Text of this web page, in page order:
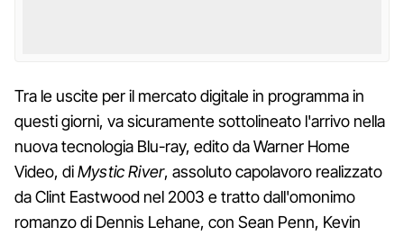
Tra le uscite per il mercato digitale in programma in
questi giorni, va sicuramente sottolineato l'arrivo nella
nuova tecnologia Blu-ray, edito da Warner Home
Video, diMystic River, assoluto capolavoro realizzato
da Clint Eastwood nel 2003 e tratto dall'omonimo
romanzo di Dennis Lehane, con Sean Penn, Kevin